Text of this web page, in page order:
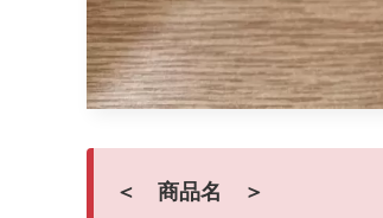
＜ 商品名 ＞